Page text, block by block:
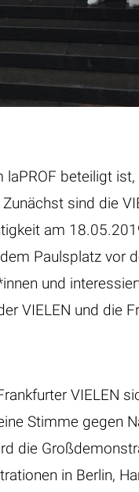
laPROF beteiligt
sind die
am
Paulsplatz vor
und
VIELEN und die
VIELEN
Stimme gegen
die
in Berlin,